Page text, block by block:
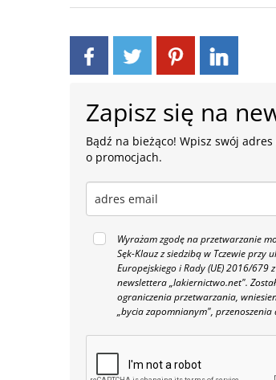
Zapisz się na
Bądź na bieżąco! Wpisz swój
o promocjach.
Wyrażam zgodę na przetwarzanie
Sęk-Klauz z siedzibą w Tczewie
Europejskiego i Rady (UE) 2016/
newslettera „lakiernictwo.net".
ograniczenia przetwarzania,
„bycia zapomnianym", przenoszenia